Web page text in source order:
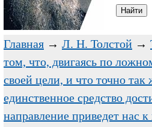
Главная → Л. Н. Толстой →
том, что, двигаясь по
своей цели, и что точно
единственное средство
направление приведет нас